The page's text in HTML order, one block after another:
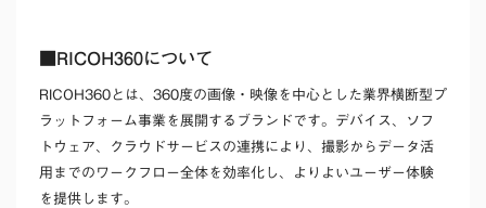
■RICOH360について
RICOH360とは、360度の画像・映像を中心とした業界横断型プ
ラットフォーム事業を展開するブランドです。デバイス、ソフ
トウェア、クラウドサービスの連携により、撮影からデータ活
用までのワークフロー全体を効率化し、よりよいユーザー体験
を提供します。